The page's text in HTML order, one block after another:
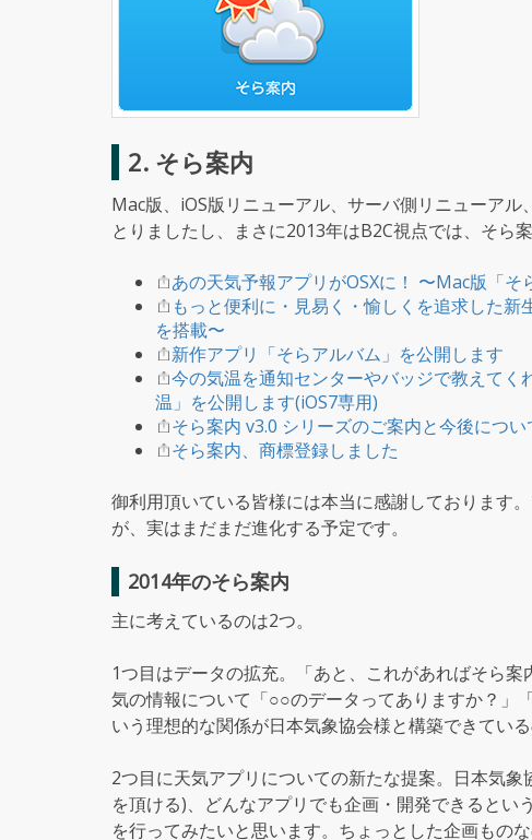
2. そら案内
Mac版、iOS版リニューアル、サーバ側リニューア
とりましたし、まさに2013年はB2C視点では、そら案
あの天気予報アプリがOSXに！ 〜Mac版「
もっと便利に・見易く・愉しくを追求した
を搭載〜
新作アプリ「そらアルバム」を公開します
今の気温を通知センターやバッジで教えて
温」を公開します(iOS7専用)
そら案内 v3.0 シリーズのご案内と今後につい
そら案内、商標登録しました
御利用頂いている皆様には本当に感謝しております
が、実はまだまだ進化する予定です。
2014年のそら案内
主に考えているのは2つ。
1つ目はデータの拡充。「あと、これがあればそら
気の情報について「○○のデータってありますか？」
いう理想的な関係が日本気象協会様と構築できてい
2つ目に天気アプリについての新たな提案。日本気
を頂ける)、どんなアプリでも企画・開発できると
を行ってみたいと思います。ちょっとした企画もの